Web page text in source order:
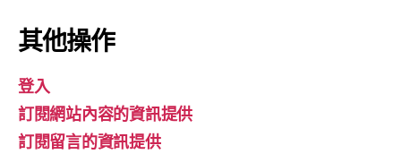
其他操作
登入
訂閱網站內容的資訊提供
訂閱留言的資訊提供